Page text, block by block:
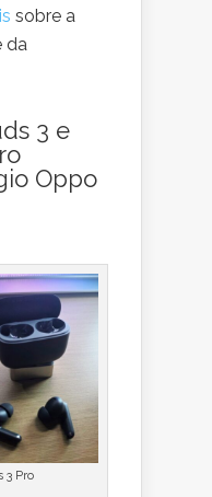
sobre a
da
3 e
Oppo
3 Pro